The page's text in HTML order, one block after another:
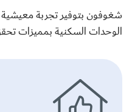
شغوفون بتوفير تجربة
الوحدات السكنية بمميزات